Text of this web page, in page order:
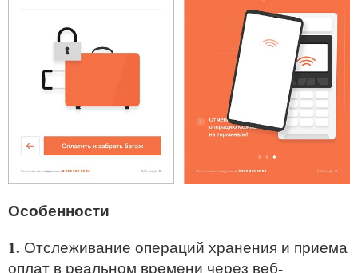
Особенности
1. Отслеживание операций хранения и приема
оплат в реальном времени через веб-